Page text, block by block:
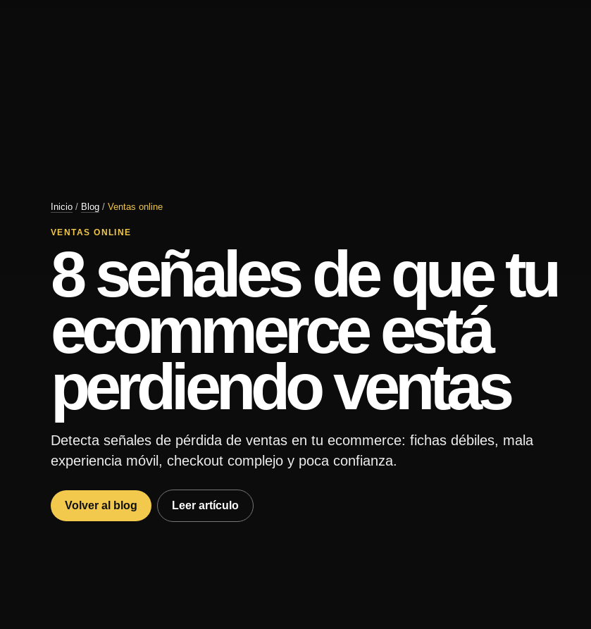
Inicio / Blog / Ventas online
VENTAS ONLINE
8 señales de que tu
ecommerce está
perdiendo ventas
Detecta señales de pérdida de ventas en tu ecommerce: fichas débiles, mala
experiencia móvil, checkout complejo y poca confianza.
Volver al blog Leer artículo